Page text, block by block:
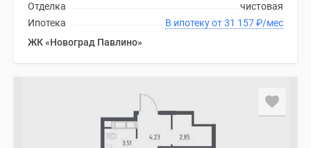
чистовая
Отделка
В ипотеку от 31 157₽/мес
Ипотека
ЖК «Новоград Павлино»